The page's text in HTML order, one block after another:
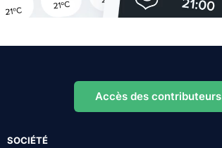
Accès des contributeurs
SOCIÉTÉ